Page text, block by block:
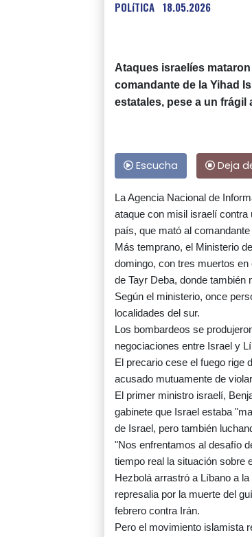
POLíTICA 18.05.2026
Ataques israelíes
comandante de la Yihad
estatales, pese a un frágil
Escucha Deja
La Agencia Nacional de
ataque con misil israelí contra
país, que mató al
Más temprano, el Ministerio
domingo, con tres muertos
de Tayr Deba, donde también
Según el ministerio, once
localidades del sur.
Los bombardeos se
negociaciones entre Israel y
El precario cese el fuego rige
acusado mutuamente de
El primer ministro israelí,
gabinete que Israel estaba
de Israel, pero también
"Nos enfrentamos al desafío
tiempo real la situación sobre
Hezbolá arrastró a Líbano a
represalia por la muerte del
febrero contra Irán.
Pero el movimiento islamista